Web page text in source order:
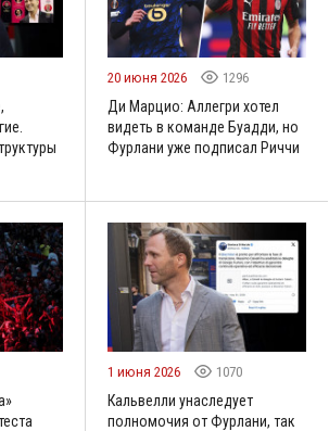
20 июня 2026 1296
Ди Марцио: Аллегри хотел
видеть в команде Буадди, но
Фурлани уже подписал Риччи
1 июня 2026 1070
Кальвелли унаследует
полномочия от Фурлани, так